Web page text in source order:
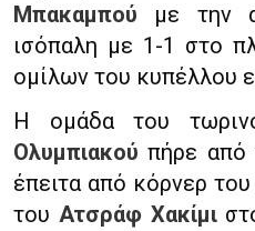
Μπακαμπού με την
ισόπαλη με 1-1 στο
ομίλων του κυπέλλου
Η ομάδα του
Ολυμπιακού πήρε από
έπειτα από κόρνερ
του Ατσράφ Χακίμι